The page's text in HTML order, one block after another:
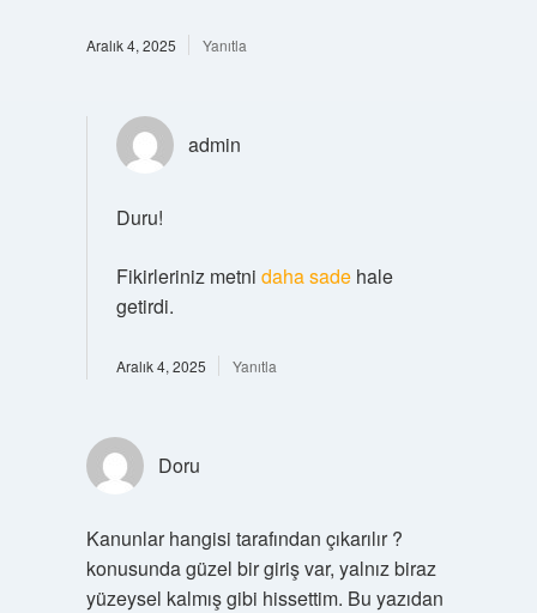
Aralık 4, 2025 Yanıtla
admin
Duru!
Fikirleriniz metni daha sadehale
getirdi.
Aralık 4, 2025 Yanıtla
Doru
Kanunlar hangisi tarafından çıkarılır ?
konusunda güzel bir giriş var, yalnız biraz
yüzeysel kalmış gibi hissettim. Bu yazıdan